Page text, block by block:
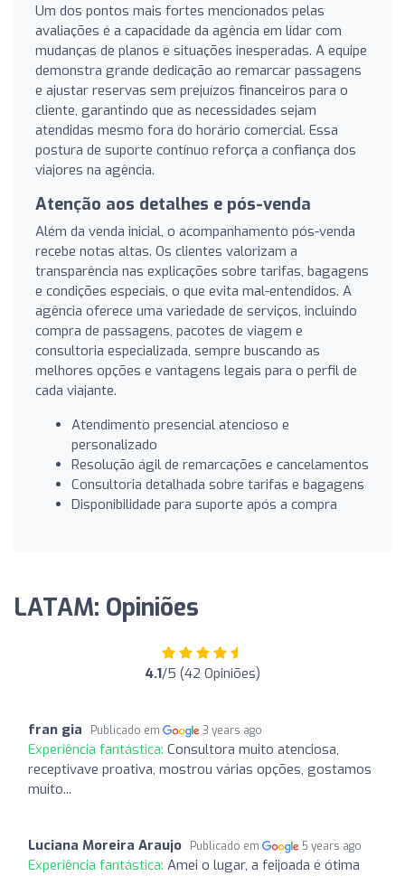
Um dos pontos mais fortes mencionados pelas
avaliações é a capacidade da agência em lidar com
mudanças de planos e situações inesperadas. A equipe
demonstra grande dedicação ao remarcar passagens
e ajustar reservas sem prejuízos financeiros para o
cliente, garantindo que as necessidades sejam
atendidas mesmo fora do horário comercial. Essa
postura de suporte contínuo reforça a confiança dos
viajores na agência.
Atenção aos detalhes e pós-venda
Além da venda inicial, o acompanhamento pós-venda
recebe notas altas. Os clientes valorizam a
transparência nas explicações sobre tarifas, bagagens
e condições especiais, o que evita mal-entendidos. A
agência oferece uma variedade de serviços, incluindo
compra de passagens, pacotes de viagem e
consultoria especializada, sempre buscando as
melhores opções e vantagens legais para o perfil de
cada viajante.
Atendimento presencial atencioso e
personalizado
Resolução ágil de remarcações e cancelamentos
Consultoria detalhada sobre tarifas e bagagens
Disponibilidade para suporte após a compra
LATAM: Opiniões
4.1/5 (42 Opiniões)
fran gia Publicado em 3 years ago
Experiência fantástica: Consultora muito atenciosa,
receptivave proativa, mostrou várias opções, gostamos
muito...
Luciana Moreira Araujo Publicado em 5 years ago
Experiência fantástica: Amei o lugar, a feijoada é ótima